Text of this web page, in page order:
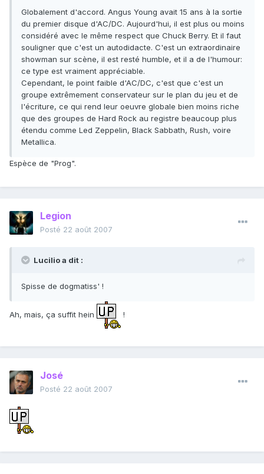
Globalement d'accord. Angus Young avait 15 ans à la sortie
du premier disque d'AC/DC. Aujourd'hui, il est plus ou moins
considéré avec le même respect que Chuck Berry. Et il faut
souligner que c'est un autodidacte. C'est un extraordinaire
showman sur scène, il est resté humble, et il a de l'humour:
ce type est vraiment appréciable.
Cependant, le point faible d'AC/DC, c'est que c'est un
groupe extrêmement conservateur sur le plan du jeu et de
l'écriture, ce qui rend leur oeuvre globale bien moins riche
que des groupes de Hard Rock au registre beaucoup plus
étendu comme Led Zeppelin, Black Sabbath, Rush, voire
Metallica.
Espèce de "Prog".
Legion
Posté 22 août 2007
Lucilio a dit :
Spisse de dogmatiss' !
Ah, mais, ça suffit hein !
José
Posté 22 août 2007